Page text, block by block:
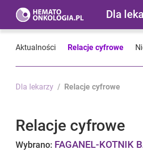
Dla
Aktualności Relacje cyfrowe
Dla lekarzy Relacje cyfrowe
Relacje cyfrowe
Wybrano: FAGANEL-KOTNIK